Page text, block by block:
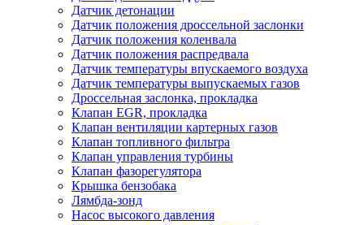
Датчик детонации
Датчик положения дроссельной заслонки
Датчик положения коленвала
Датчик положения распредвала
Датчик температуры впускаемого воздуха
Датчик температуры выпускаемых газов
Дроссельная заслонка, прокладка
Клапан EGR, прокладка
Клапан вентиляции картерных газов
Клапан топливного фильтра
Клапан управления турбины
Клапан фазорегулятора
Крышка бензобака
Лямбда-зонд
Насос высокого давления